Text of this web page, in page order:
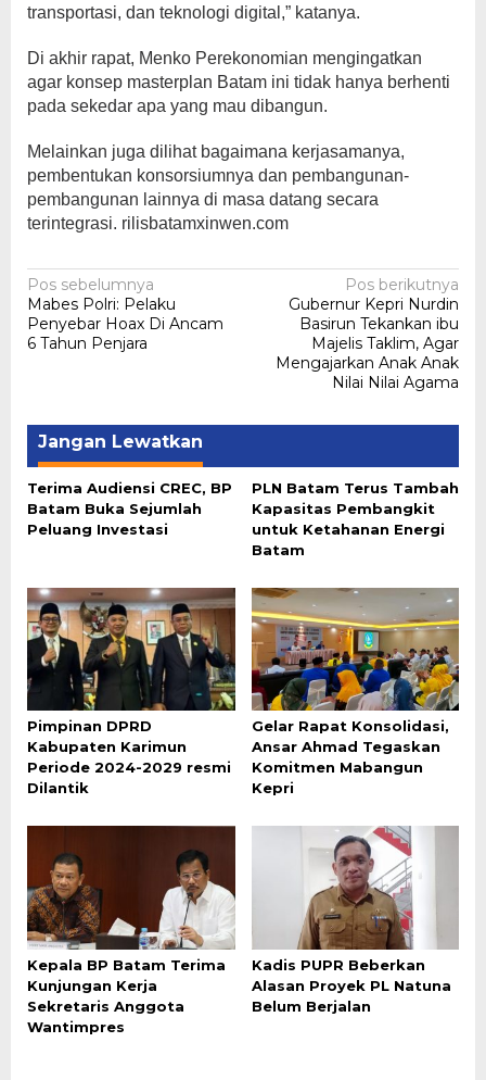
transportasi, dan teknologi digital,” katanya.
Di akhir rapat, Menko Perekonomian mengingatkan
agar konsep masterplan Batam ini tidak hanya berhenti
pada sekedar apa yang mau dibangun.
Melainkan juga dilihat bagaimana kerjasamanya,
pembentukan konsorsiumnya dan pembangunan-
pembangunan lainnya di masa datang secara
terintegrasi. rilisbatamxinwen.com
Navigasi
pos
Pos sebelumnya
Mabes Polri: Pelaku
Penyebar Hoax Di Ancam
6 Tahun Penjara
Pos berikutnya
Gubernur Kepri Nurdin
Basirun Tekankan ibu
Majelis Taklim, Agar
Mengajarkan Anak Anak
Nilai Nilai Agama
Jangan Lewatkan
Terima Audiensi CREC, BP
Batam Buka Sejumlah
Peluang Investasi
PLN Batam Terus Tambah
Kapasitas Pembangkit
untuk Ketahanan Energi
Batam
Pimpinan DPRD
Kabupaten Karimun
Periode 2024-2029 resmi
Dilantik
Gelar Rapat Konsolidasi,
Ansar Ahmad Tegaskan
Komitmen Mabangun
Kepri
Kepala BP Batam Terima
Kunjungan Kerja
Sekretaris Anggota
Wantimpres
Kadis PUPR Beberkan
Alasan Proyek PL Natuna
Belum Berjalan